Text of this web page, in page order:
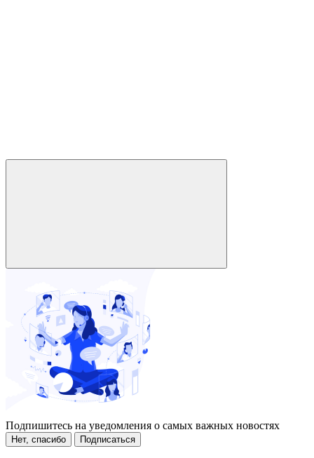
Подпишитесь на уведомления о самых важных новостях
Нет, спасибо Подписаться